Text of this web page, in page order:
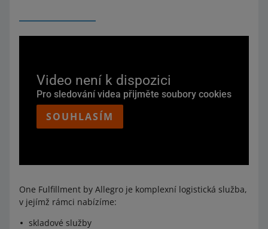
Video není k dispozici
Pro sledování videa přijměte soubory cookies
SOUHLASÍM
One Fulfillment by Allegro je komplexní logistická služba,
v jejímž rámci nabízíme:
skladové služby